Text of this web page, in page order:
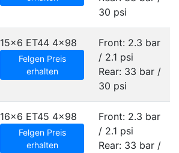
30 psi
15x6 ET44 4x98
Felgen Preis
erhalten
Front: 2.3 bar
/ 2.1 psi
Rear: 33 bar /
30 psi
16x6 ET45 4x98
Felgen Preis
erhalten
Front: 2.3 bar
/ 2.1 psi
Rear: 33 bar /